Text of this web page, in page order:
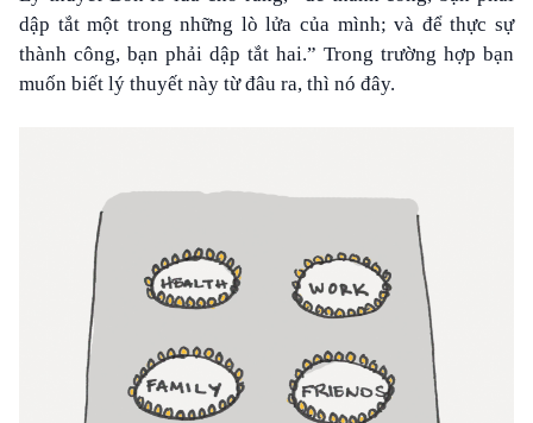
dập tắt một trong những lò lửa của mình; và để thực sự
thành công, bạn phải dập tắt hai.” Trong trường hợp bạn
muốn biết lý thuyết này từ đâu ra, thì nó đây.